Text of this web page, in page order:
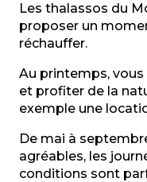
Les thalassos du
proposer un
réchauffer.
Au printemps,
et profiter de la
exemple une
De mai à
agréables, les
conditions sont